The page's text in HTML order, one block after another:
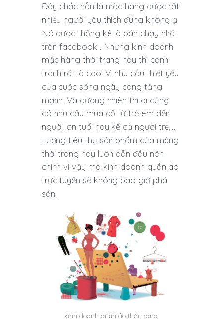
Đây chắc hẳn là mặc hàng được rất
nhiều người yêu thích đúng không ạ.
Nó được thống kê là bán chạy nhất
trên facebook . Nhưng kinh doanh
mặc hàng thời trang này thì cạnh
tranh rất là cao. Vì nhu cầu thiết yếu
của cuộc sống ngày càng tăng
mạnh. Và đương nhiên thì ai cũng
có nhu cầu mua đồ từ trẻ em đến
người lơn tuổi hay kể cả người trẻ,…
Lượng tiêu thụ sản phẩm của mảng
thời trang này luôn dẫn đầu nên
chính vì vậy mà kinh doanh quần áo
trực tuyến sẽ không bao giờ phá
sản.
kinh doanh quần áo thời trang